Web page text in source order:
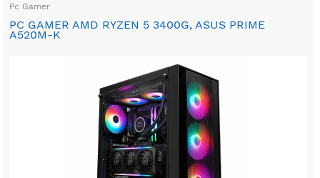
Pc Gamer
PC GAMER AMD RYZEN 5 3400G, ASUS PRIME
A520M-K